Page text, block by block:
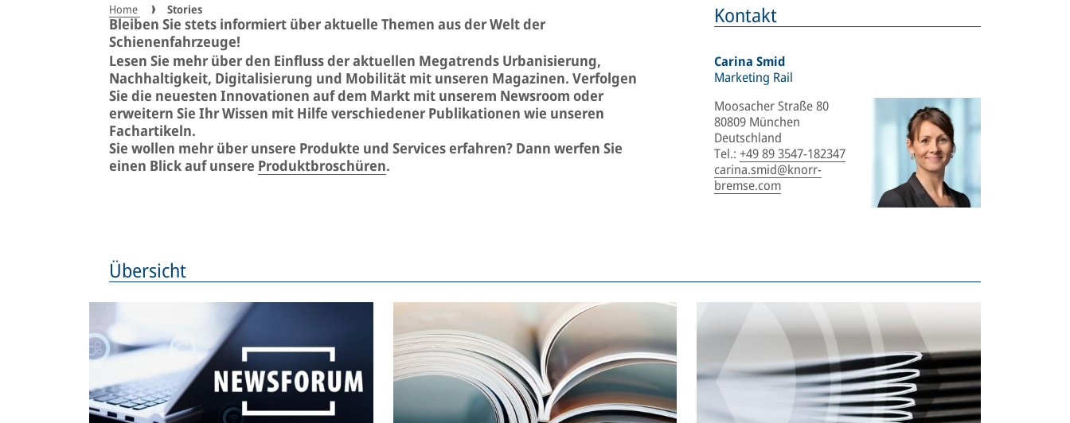
Home Stories
Bleiben Sie stets informiert über aktuelle Themen aus der Welt der
Schienenfahrzeuge!
Lesen Sie mehr über den Einfluss der aktuellen Megatrends Urbanisierung,
Nachhaltigkeit, Digitalisierung und Mobilität mit unseren Magazinen. Verfolgen
Sie die neuesten Innovationen auf dem Markt mit unserem Newsroom oder
erweitern Sie Ihr Wissen mit Hilfe verschiedener Publikationen wie unseren
Fachartikeln.
Sie wollen mehr über unsere Produkte und Services erfahren? Dann werfen Sie
einen Blick auf unsere Produktbroschüren.
Kontakt
Carina Smid
Marketing Rail
Moosacher Straße 80
80809 München
Deutschland
Tel.: +49 89 3547-182347
carina.smid@knorr-
bremse.com
Übersicht